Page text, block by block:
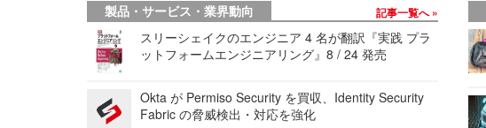
製品・サービス・業界動向 記事一覧へ
スリーシェイクのエンジニア 4 名が翻訳『実践 プラ
ットフォームエンジニアリング』8 / 24 発売
Okta が Permiso Security を買収、Identity Security
Fabric の脅威検出・対応を強化